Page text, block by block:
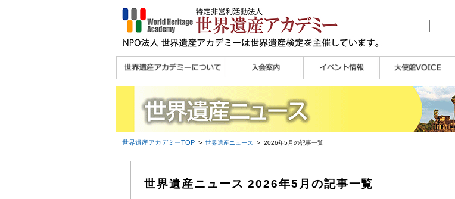
理念
メッセージ
主な活動内容
沿革
組織図・役員
研究員紹介 >>
宮澤 光 MIYAZAWA, Hikaru
研究員によるメディ
ア協力など
法人会員・協賛団体
／公認団体
メディア協力／プレ
スリリース
個人会員
法人会員
会報誌サンプル
会員限定ページ 講演会
大使館セミナー
展示会
講座・セミナー
ツアー情報
イベントレポート
世界遺産アカデミーTOP> 世界遺産ニュース > 2026年5月の記事一覧
世界遺産ニュース 2026年5月の記事一覧